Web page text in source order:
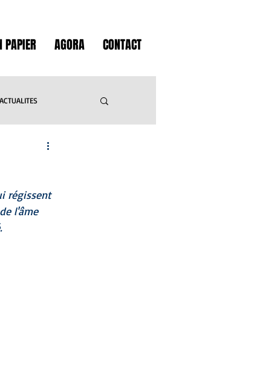
PAPIER AGORA CONTACT
ACTUALITES
GASTRONOMIE
LOISIRS
régissent
l'âme